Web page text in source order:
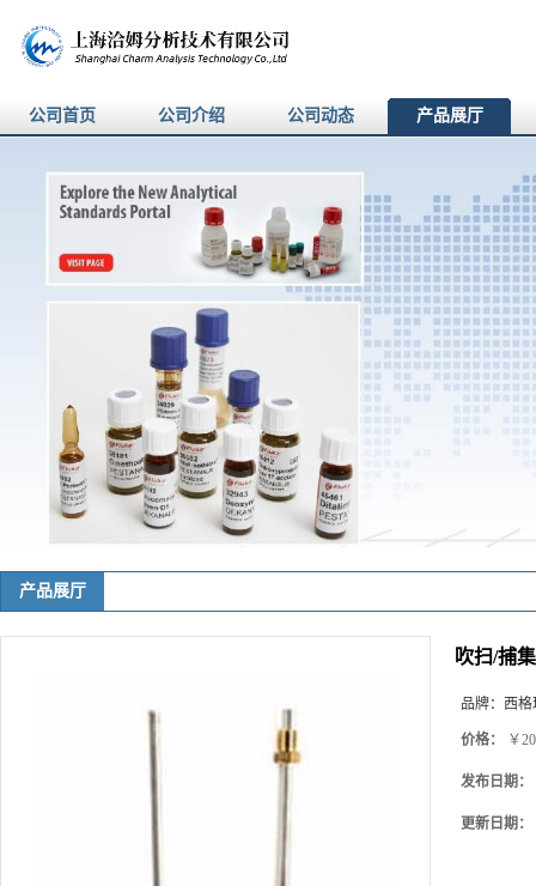
公司首页 公司介绍 公司动态 产品展厅
产品展厅
吹扫/捕
品牌： 西格
价格： ￥
发布日期：
更新日期：